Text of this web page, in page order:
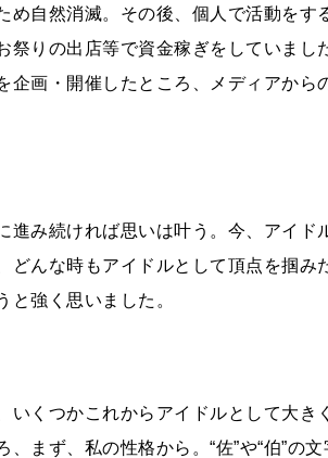
自然消滅。その後、個人で活動をす
祭りの出店等で資金稼ぎをしていまし
企画・開催したところ、メディアから
進み続ければ思いは叶う。今、アイド
どんな時もアイドルとして頂点を掴み
と強く思いました。
いくつかこれからアイドルとして大き
まず、私の性格から。“佐”や“伯”の